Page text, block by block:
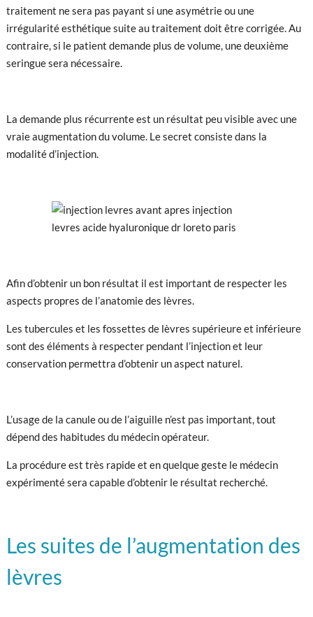
traitement ne sera pas payant si une asymétrie ou une
irrégularité esthétique suite au traitement doit être corrigée. Au
contraire, si le patient demande plus de volume, une deuxième
seringue sera nécessaire.
La demande plus récurrente est un résultat peu visible avec une
vraie augmentation du volume. Le secret consiste dans la
modalité d’injection.
Afin d’obtenir un bon résultat il est important de respecter les
aspects propres de l’anatomie des lèvres.
Les tubercules et les fossettes de lèvres supérieure et inférieure
sont des éléments à respecter pendant l’injection et leur
conservation permettra d’obtenir un aspect naturel.
L’usage de la canule ou de l’aiguille n’est pas important, tout
dépend des habitudes du médecin opérateur.
La procédure est très rapide et en quelque geste le médecin
expérimenté sera capable d’obtenir le résultat recherché.
Les suites de l’augmentation des
lèvres